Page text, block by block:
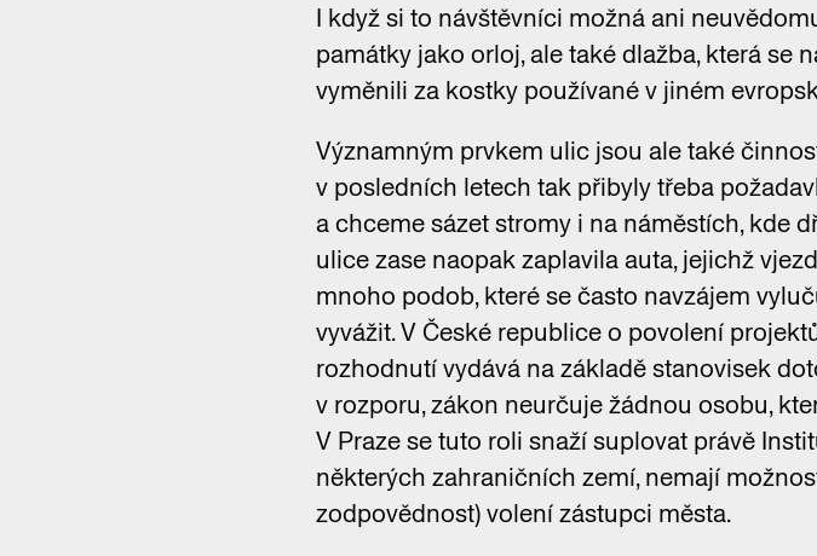
I když si to návštěvníci možná ani
památky jako orloj, ale také dlažba, která se
vyměnili za kostky používané v jiném
Významným prvkem ulic jsou ale také
v posledních letech tak přibyly třeba
a chceme sázet stromy i na náměstích, kde
ulice zase naopak zaplavila auta, jejichž
mnoho podob, které se často navzájem
vyvážit. V České republice o povolení
rozhodnutí vydává na základě stanovisek
v rozporu, zákon neurčuje žádnou osobu,
V Praze se tuto roli snaží suplovat právě
některých zahraničních zemí, nemají
zodpovědnost) volení zástupci města.